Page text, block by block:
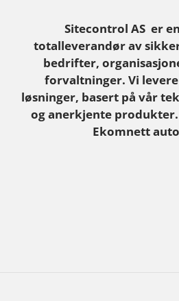
Sitecontrol AS er
totalleverandør av
bedrifter,
forvaltninger. Vi
løsninger, basert på vår
og anerkjente
Ekomnett